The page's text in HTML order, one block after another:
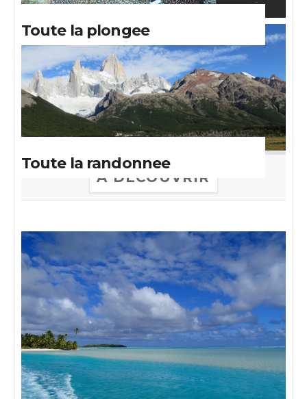
Toute la plongee
Toute la randonnee
A DECOUVRIR